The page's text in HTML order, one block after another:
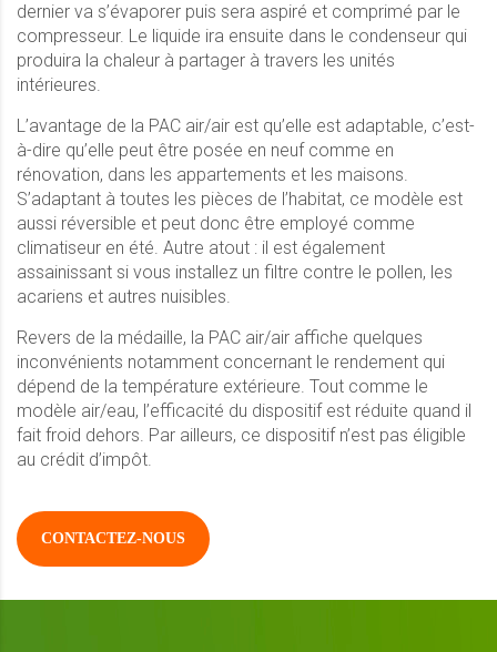
dernier va s’évaporer puis sera aspiré et comprimé par le
compresseur. Le liquide ira ensuite dans le condenseur qui
produira la chaleur à partager à travers les unités
intérieures.
L’avantage de la PAC air/air est qu’elle est adaptable, c’est-
à-dire qu’elle peut être posée en neuf comme en
rénovation, dans les appartements et les maisons.
S’adaptant à toutes les pièces de l’habitat, ce modèle est
aussi réversible et peut donc être employé comme
climatiseur en été. Autre atout : il est également
assainissant si vous installez un filtre contre le pollen, les
acariens et autres nuisibles.
Revers de la médaille, la PAC air/air affiche quelques
inconvénients notamment concernant le rendement qui
dépend de la température extérieure. Tout comme le
modèle air/eau, l’efficacité du dispositif est réduite quand il
fait froid dehors. Par ailleurs, ce dispositif n’est pas éligible
au crédit d’impôt.
CONTACTEZ-NOUS